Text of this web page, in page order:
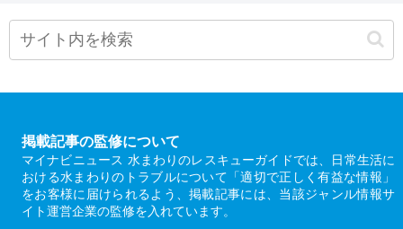
掲載記事の監修について
マイナビニュース 水まわりのレスキューガイドでは、日常生活に
おける水まわりのトラブルについて「適切で正しく有益な情報」
をお客様に届けられるよう、掲載記事には、当該ジャンル情報サ
イト運営企業の監修を入れています。